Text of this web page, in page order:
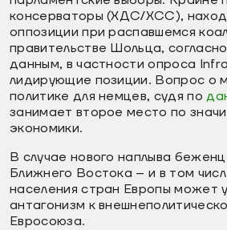
консерваторы (ХДС/ХСС),
оппозиции при распавшемся
правительстве Шольца,
данным, в частности опроса
лидирующие позиции. Вопрос о
политике для немцев, судя по
занимает второе место по
экономики.
В случае нового наплыва
Ближнего Востока – и в том
населения стран Европы может
антагонизм к
Евросоюза.